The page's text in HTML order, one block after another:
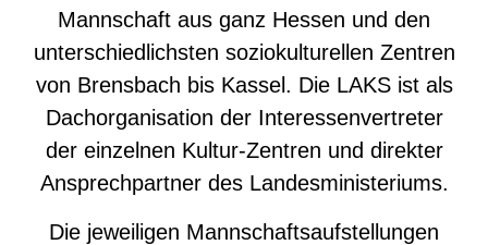
Mannschaft aus ganz Hessen und den
unterschiedlichsten soziokulturellen Zentren
von Brensbach bis Kassel. Die LAKS ist als
Dachorganisation der Interessenvertreter
der einzelnen Kultur-Zentren und direkter
Ansprechpartner des Landesministeriums.
Die jeweiligen Mannschaftsaufstellungen